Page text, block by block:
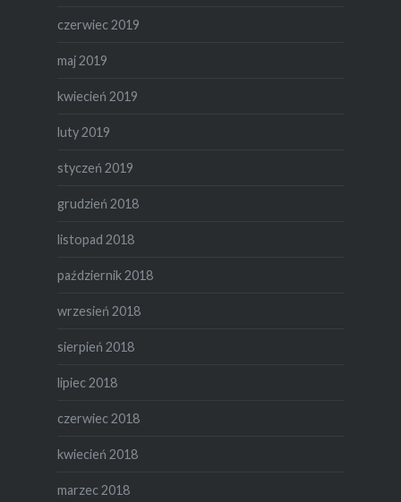
czerwiec 2019
maj 2019
kwiecień 2019
luty 2019
styczeń 2019
grudzień 2018
listopad 2018
październik 2018
wrzesień 2018
sierpień 2018
lipiec 2018
czerwiec 2018
kwiecień 2018
marzec 2018